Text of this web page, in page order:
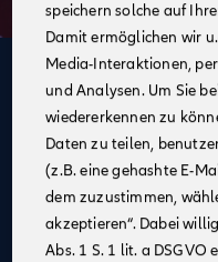
Deine Vorteile
im Vertrieb
Allianz alsstarker
Businesspläne mit
Unterstützung bei
speichern solche auf
Damit ermöglichen wir
Media-Interaktionen,
und Analysen. Um Sie
wiedererkennen zu
Daten zu teilen,
(z.B. eine gehashte E-
dem zuzustimmen,
akzeptieren“. Dabei
Abs. 1 S. 1 lit. a DSGVO